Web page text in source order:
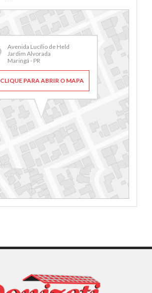
Avenida Lucílio de Held
Jardim Alvorada
Maringá - PR
CLIQUE PARA ABRIR O MAPA